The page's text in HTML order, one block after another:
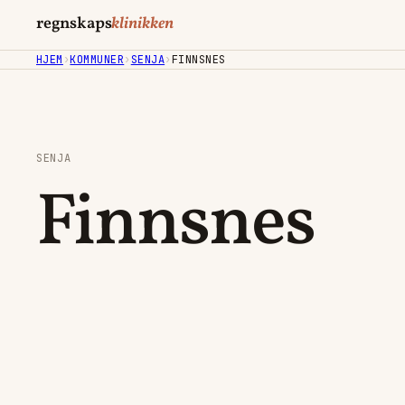
regnskapsklinikken
HJEM ›KOMMUNER› SENJA›FINNSNES
SENJA
Finnsnes